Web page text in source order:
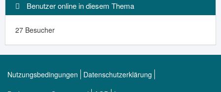
Benutzer online in diesem Thema
27 Besucher
Nutzungsbedingungen
Datenschutzerklärung